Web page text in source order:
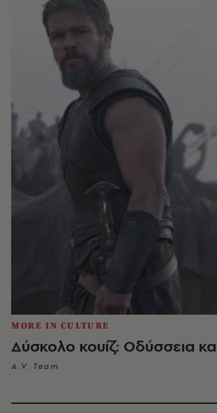
MORE IN CULTURE
Δύσκολο κουίζ: Οδύσσεια
A.V. Team